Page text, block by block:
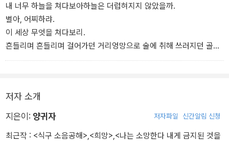
내 너무 하늘을 쳐다보아하늘은 더럽혀지지 않았을까.
별아, 어찌하랴.
이 세상 무엇을 쳐다보리.
흔들리며 흔들리며 걸어가던 거리엉망으로 술에 취해 쓰러지던 골목
에서바라보면 너 눈물 같은 빛남가슴 어지러움 황홀히 헹구어 비치는
저자 소개
지은이: 양귀자 저자파일 신간알림 신청
최근작 : <식구 소음공해>,<희망>,<나는 소망한다 내게 금지된 것을